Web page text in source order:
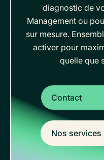
diagnostic de
Management ou
sur mesure.
activer pour
quelle que
Contact
Nos services